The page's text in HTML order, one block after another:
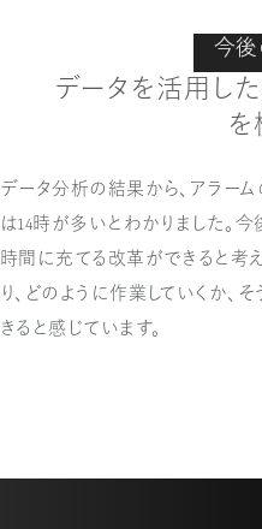
今
データを活用し
データ分析の結果から、アラー
は14時が多いとわかりました。
時間に充てる改革ができると考
り、どのように作業していくか、
きると感じています。